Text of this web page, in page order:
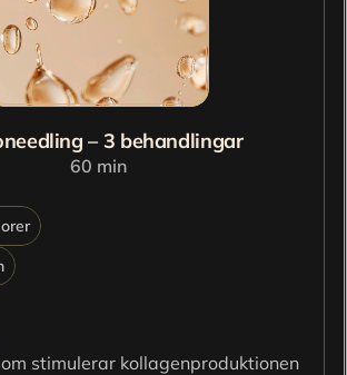
– 3 behandlingar
60 min
stimulerar kollagenproduktionen